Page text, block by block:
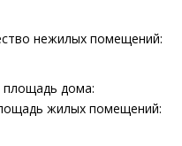
нежилых помещений:
дома:
жилых помещений: